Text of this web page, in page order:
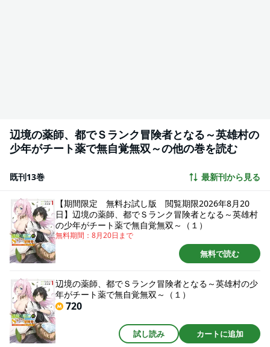
辺境の薬師、都でＳランク冒険者となる～英雄村の
少年がチート薬で無自覚無双～の他の巻を読む
既刊13巻 最新刊から見る
【期間限定 無料お試し版 閲覧期限2026年8月20
日】辺境の薬師、都でＳランク冒険者となる～英雄村
の少年がチート薬で無自覚無双～（１）
無料期間： 8月20日 まで
無料で読む
辺境の薬師、都でＳランク冒険者となる～英雄村の少
年がチート薬で無自覚無双～（１）
720
試し読み カートに追加